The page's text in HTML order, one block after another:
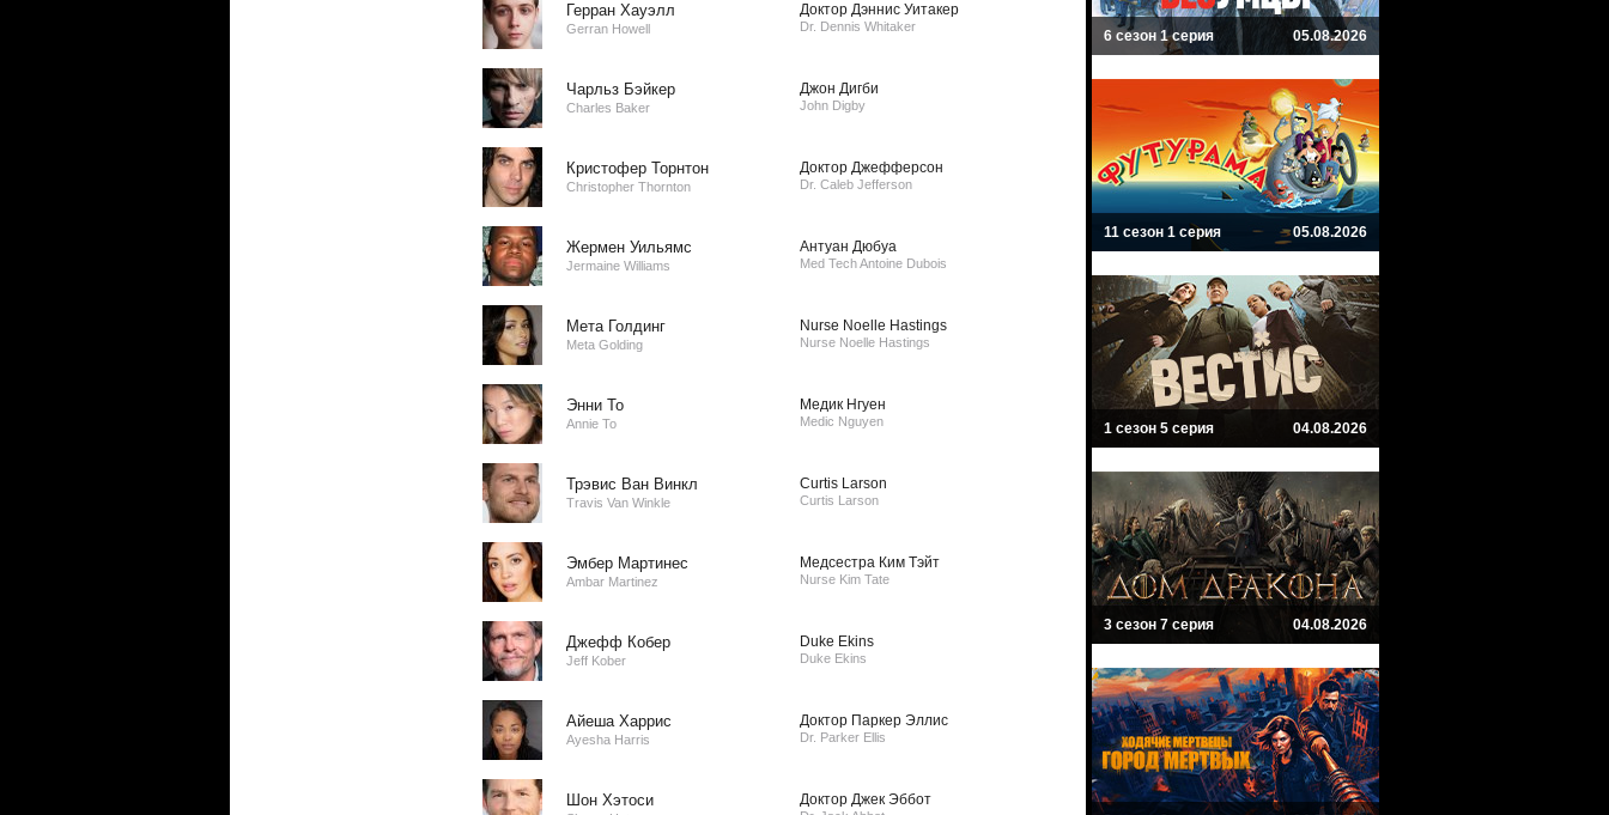
Герран Хауэлл
Gerran Howell
Доктор Дэннис Уитакер
Dr. Dennis Whitaker
Чарльз Бэйкер
Charles Baker
Джон Дигби
John Digby
Кристофер Торнтон
Christopher Thornton
Доктор Джефферсон
Dr. Caleb Jefferson
Жермен Уильямс
Jermaine Williams
Антуан Дюбуа
Med Tech Antoine Dubois
Мета Голдинг
Meta Golding
Nurse Noelle Hastings
Nurse Noelle Hastings
Энни То
Annie To
Медик Нгуен
Medic Nguyen
Трэвис Ван Винкл
Travis Van Winkle
Curtis Larson
Curtis Larson
Эмбер Мартинес
Ambar Martinez
Медсестра Ким Тэйт
Nurse Kim Tate
Джефф Кобер
Jeff Kober
Duke Ekins
Duke Ekins
Айеша Харрис
Ayesha Harris
Доктор Паркер Эллис
Dr. Parker Ellis
Шон Хэтоси Доктор Джек Эббот
6 сезон 1 серия 05.08.2026
11 сезон 1 серия 05.08.2026
1 сезон 5 серия 04.08.2026
3 сезон 7 серия 04.08.2026